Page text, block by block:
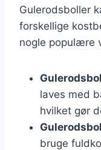
Gulerodsboller
forskellige
nogle populære
laves med
hvilket gør
bruge